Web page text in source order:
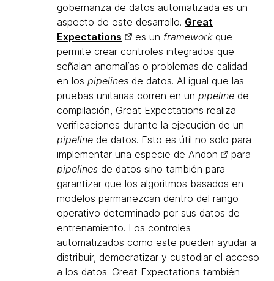
gobernanza de datos automatizada es un
aspecto de este desarrollo. Great
Expectations
es un frameworkque
permite crear controles integrados que
señalan anomalías o problemas de calidad
en los pipelines de datos. Al igual que las
pruebas unitarias corren en un pipeline de
compilación, Great Expectations realiza
verificaciones durante la ejecución de un
pipeline de datos. Esto es útil no solo para
implementar una especie de Andon
para
pipelines de datos sino también para
garantizar que los algoritmos basados en
modelos permanezcan dentro del rango
operativo determinado por sus datos de
entrenamiento. Los controles
automatizados como este pueden ayudar a
distribuir, democratizar y custodiar el acceso
a los datos. Great Expectations también